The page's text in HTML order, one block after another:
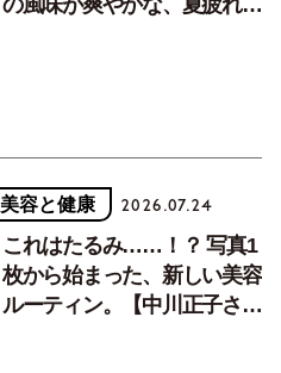
美容と健康 2026.07.24
これはたるみ……！？ 写真1
枚から始まった、新しい美容
ルーティン。【中川正子さん